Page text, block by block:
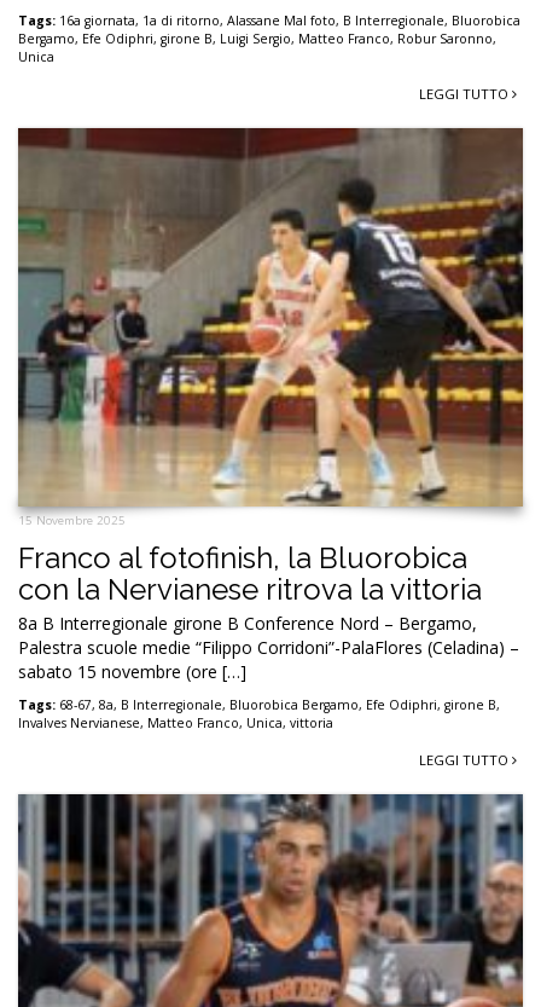
Tags: 16a giornata, 1a di ritorno, Alassane Mal foto, B Interregionale, Bluorobica
Bergamo, Efe Odiphri, girone B, Luigi Sergio, Matteo Franco, Robur Saronno,
Unica
LEGGI TUTTO
15 Novembre 2025
Franco al fotofinish, la Bluorobica
con la Nervianese ritrova la vittoria
8a B Interregionale girone B Conference Nord – Bergamo,
Palestra scuole medie “Filippo Corridoni”-PalaFlores (Celadina) –
sabato 15 novembre (ore […]
Tags: 68-67, 8a, B Interregionale, Bluorobica Bergamo, Efe Odiphri, girone B,
Invalves Nervianese, Matteo Franco, Unica, vittoria
LEGGI TUTTO